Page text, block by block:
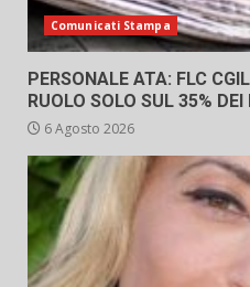
Comunicati Stampa
PERSONALE ATA: FLC
RUOLO SOLO SUL 35%
6 Agosto 2026